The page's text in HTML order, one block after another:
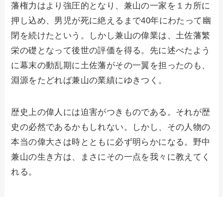
藩権力はより強圧的となり、兼山の一家を１カ所に
押し込め、男児が死に絶えるまで40年にわたって幽
閉を続けたという。しかし兼山の偉業は、土佐藩繁
栄の礎となって後世の評価を得る。先に述べたよう
に幕末の動乱期に土佐藩がその一翼を担ったのも、
淵源をたどれば兼山の業績にゆきつく。
歴史上の偉人には迫害がつきものである。それが歴
史の必然であるかもしれない。しかし、その人物の
本当の偉大さは時とともに必ず明らかになる。野中
兼山の生き方は、まさにその一点を我々に教えてく
れる。